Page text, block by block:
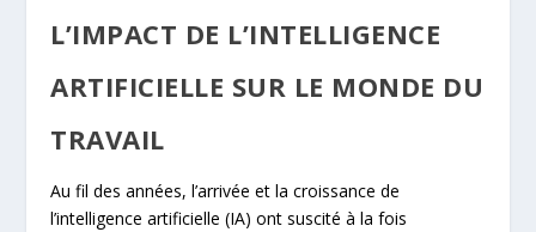
L’IMPACT DE L’INTELLIGENCE
ARTIFICIELLE SUR LE MONDE DU
TRAVAIL
Au fil des années, l’arrivée et la croissance de
l’intelligence artificielle (IA) ont suscité à la fois